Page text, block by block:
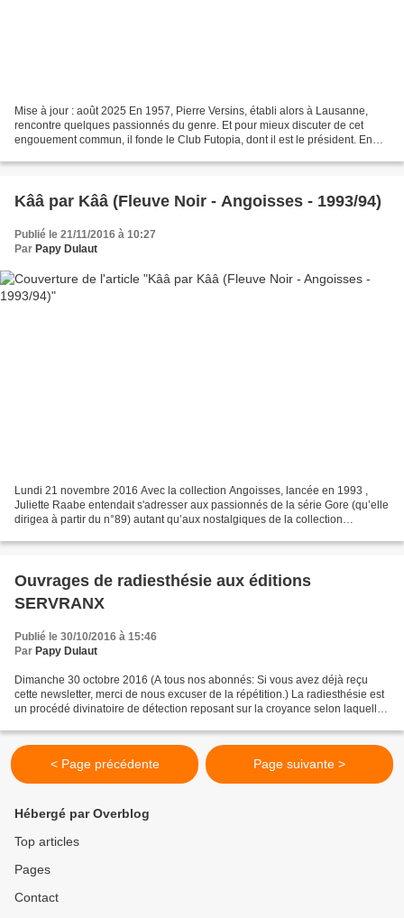
Mise à jour : août 2025 En 1957, Pierre Versins, établi alors à Lausanne,
rencontre quelques passionnés du genre. Et pour mieux discuter de cet
engouement commun, il fonde le Club Futopia, dont il est le président. En
Kââ par Kââ (Fleuve Noir - Angoisses - 1993/94)
Publié le 21/11/2016 à 10:27
Par Papy Dulaut
Lundi 21 novembre 2016 Avec la collection Angoisses, lancée en 1993 ,
Juliette Raabe entendait s'adresser aux passionnés de la série Gore (qu’elle
dirigea à partir du n°89) autant qu’aux nostalgiques de la collection
Ouvrages de radiesthésie aux éditions
SERVRANX
Publié le 30/10/2016 à 15:46
Par Papy Dulaut
Dimanche 30 octobre 2016 (A tous nos abonnés: Si vous avez déjà reçu
cette newsletter, merci de nous excuser de la répétition.) La radiesthésie est
un procédé divinatoire de détection reposant sur la croyance selon laquelle
< Page précédente Page suivante >
Hébergé par Overblog
Top articles
Pages
Contact